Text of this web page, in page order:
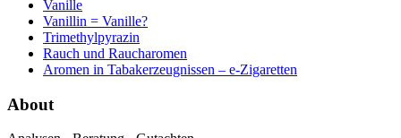
Vanille
Vanillin = Vanille?
Trimethylpyrazin
Rauch und Raucharomen
Aromen in Tabakerzeugnissen – e-Zigaretten
About